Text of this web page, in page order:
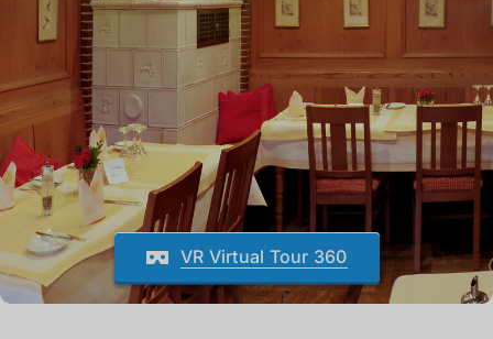
VR Virtual Tour 360